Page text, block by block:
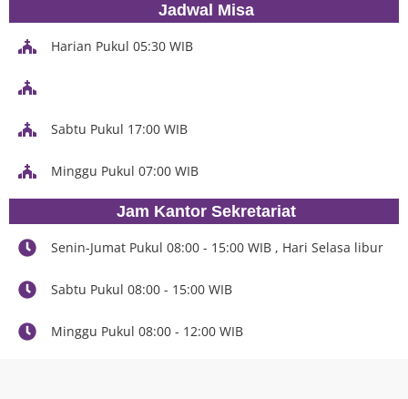
Jadwal Misa
Harian Pukul 05:30 WIB
Sabtu Pukul 17:00 WIB
Minggu Pukul 07:00 WIB
Jam Kantor Sekretariat
Senin-Jumat Pukul 08:00 - 15:00 WIB , Hari Selasa libur
Sabtu Pukul 08:00 - 15:00 WIB
Minggu Pukul 08:00 - 12:00 WIB